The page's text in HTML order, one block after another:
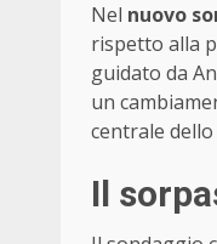
Nel nuovo
rispetto alla
guidato da
un
centrale
Il